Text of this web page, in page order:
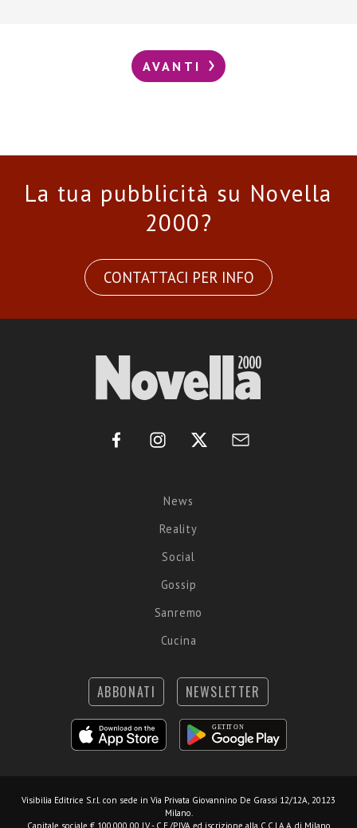
AVANTI
La tua pubblicità su Novella
2000?
CONTATTACI PER INFO
News
Reality
Social
Gossip
Sanremo
Cucina
ABBONATI NEWSLETTER
Visibilia Editrice S.r.l. con sede in Via Privata Giovannino De Grassi 12/12A, 20123
Milano.